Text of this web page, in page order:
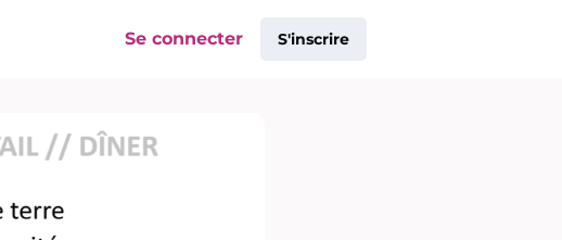
Se connecter S'inscrire